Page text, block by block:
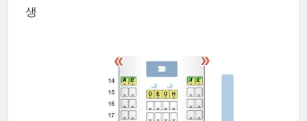
생